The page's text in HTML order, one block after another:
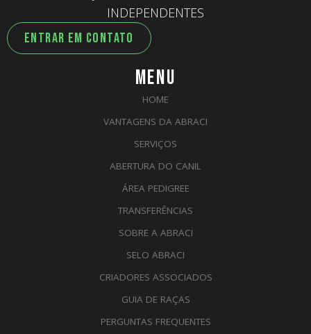
INDEPENDENTES
ENTRAR EM CONTATO
MENU
HOME
VANTAGENS DA ABRACI
SERVIÇOS
ABERTURA DO CANIL
ÁREA PEDIGREE
TRANSFERÊNCIAS
SOBRE A ABRACI
SELO ABRACI
CRIADORES ASSOCIADOS
GUIA DE RAÇAS
PERGUNTAS FREQUENTES